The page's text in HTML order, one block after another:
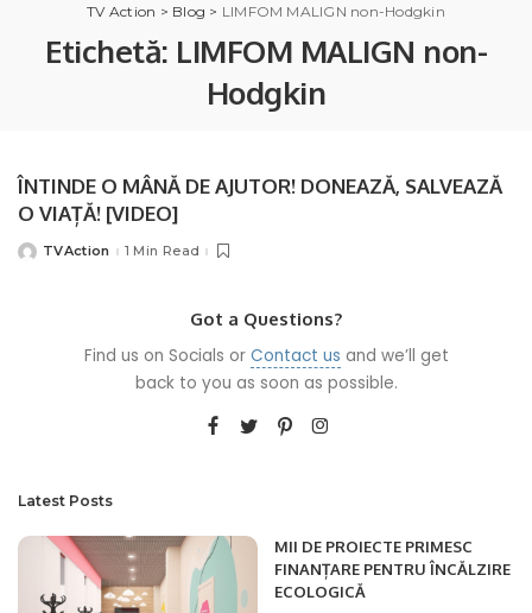
TV Action > Blog > LIMFOM MALIGN non-Hodgkin
Etichetă: LIMFOM MALIGN non-
Hodgkin
ÎNTINDE O MÂNĂ DE AJUTOR! DONEAZĂ, SALVEAZĂ
O VIAȚĂ! [VIDEO]
PostedTVAction 1 Min Read
Got a Questions?
Find us on Socials or Contact us and we’ll get
back to you as soon as possible.
Latest Posts
MII DE PROIECTE PRIMESC
FINANȚARE PENTRU ÎNCĂLZIRE
ECOLOGICĂ